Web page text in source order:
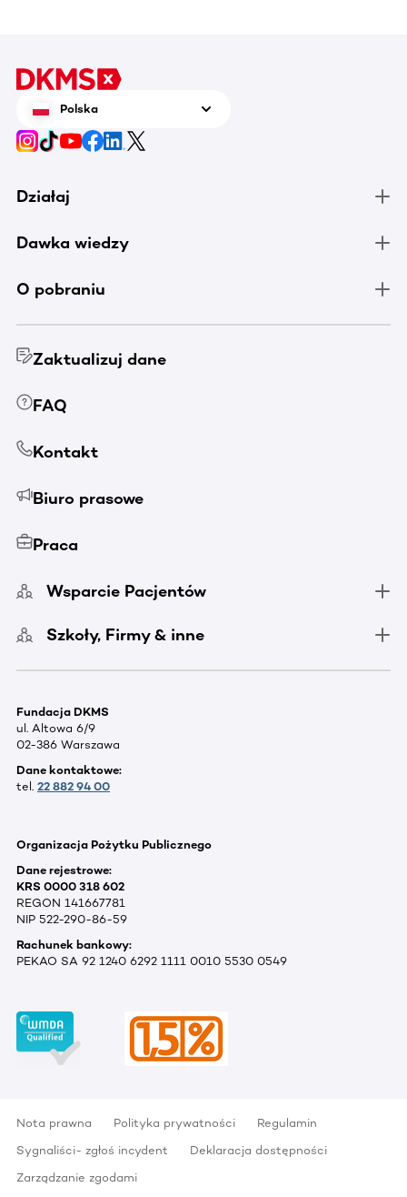
Polska
Działaj
Dawka wiedzy
O pobraniu
Zaktualizuj dane
FAQ
Kontakt
Biuro prasowe
Praca
Wsparcie Pacjentów
Szkoły, Firmy & inne
Fundacja DKMS
ul. Altowa 6/9
02-386 Warszawa
Dane kontaktowe:
tel. 22 882 94 00
Organizacja Pożytku Publicznego
Dane rejestrowe:
KRS 0000 318 602
REGON 141667781
NIP 522-290-86-59
Rachunek bankowy:
PEKAO SA 92 1240 6292 1111 0010 5530 0549
Nota prawna Polityka prywatności
Regulamin
Sygnaliści- zgłoś incydent
Deklaracja dostępności
Zarządzanie zgodami